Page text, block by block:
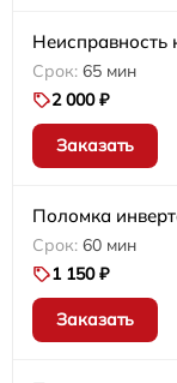
Неисправность
65 мин
2 000 ₽
Заказать
Поломка
60 мин
1 150 ₽
Заказать